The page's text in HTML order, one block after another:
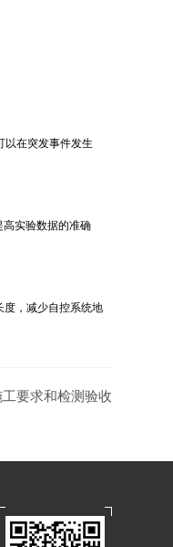
以在突发事件发生
高实验数据的准确
度，减少自控系统地
要求和检测验收